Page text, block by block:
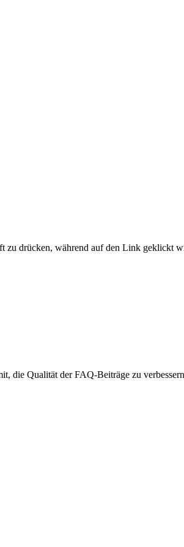
drücken, während auf den Link geklickt
Qualität der FAQ-Beiträge zu